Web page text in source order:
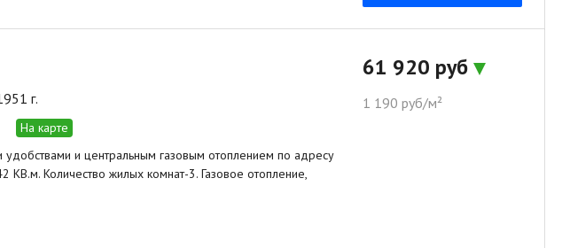
г.
На карте
и центральным газовым отоплением по адресу
Количество жилых комнат-3. Газовое отопление,
61 920 руб
1 190 руб/м²